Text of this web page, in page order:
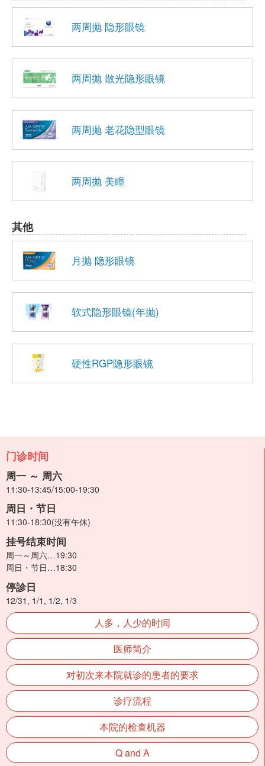
两周抛 隐形眼镜
两周抛 散光隐形眼镜
两周抛 老花隐型眼镜
两周抛 美瞳
其他
月抛 隐形眼镜
软式隐形眼镜(年抛)
硬性RGP隐形眼镜
门诊时间
周一 ～ 周六
11:30-13:45/15:00-19:30
周日・节日
11:30-18:30(没有午休)
挂号结束时间
周一～周六…19:30
周日・节日…18:30
停診日
12/31, 1/1, 1/2, 1/3
人多，人少的时间
医师简介
对初次来本院就诊的患者的要求
诊疗流程
本院的检查机器
Q and A